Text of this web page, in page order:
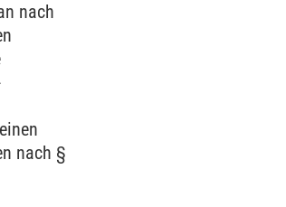
nach
nach §